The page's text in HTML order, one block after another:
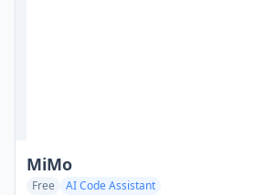
MiMo
Free AI Code Assistant